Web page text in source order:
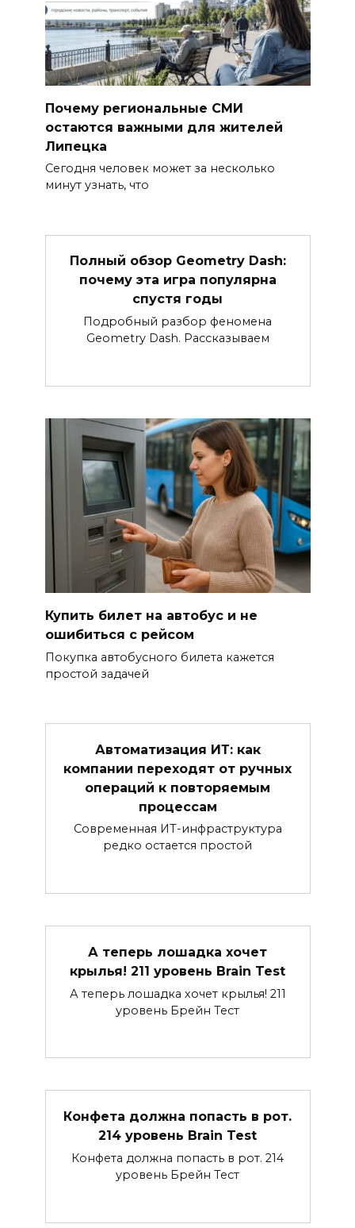
Почему региональные СМИ
остаются важными для жителей
Липецка
Сегодня человек может за несколько
минут узнать, что
Полный обзор Geometry Dash:
почему эта игра популярна
спустя годы
Подробный разбор феномена
Geometry Dash. Рассказываем
Купить билет на автобус и не
ошибиться с рейсом
Покупка автобусного билета кажется
простой задачей
Автоматизация ИТ: как
компании переходят от ручных
операций к повторяемым
процессам
Современная ИТ-инфраструктура
редко остается простой
А теперь лошадка хочет
крылья! 211 уровень Brain Test
А теперь лошадка хочет крылья! 211
уровень Брейн Тест
Конфета должна попасть в рот.
214 уровень Brain Test
Конфета должна попасть в рот. 214
уровень Брейн Тест